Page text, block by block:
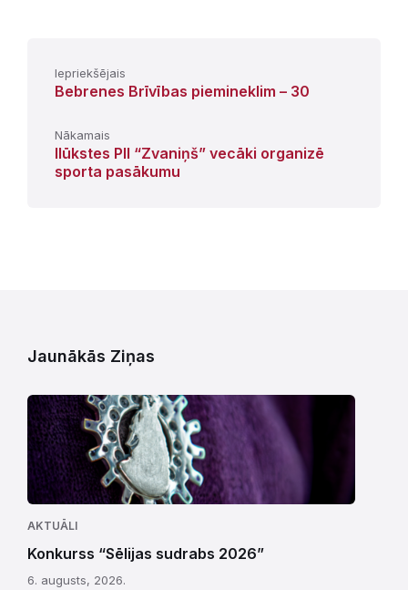
Iepriekšējais
Bebrenes Brīvības piemineklim – 30
Nākamais
Ilūkstes PII “Zvaniņš” vecāki organizē
sporta pasākumu
Jaunākās Ziņas
AKTUĀLI
Konkurss “Sēlijas sudrabs 2026”
6. augusts, 2026.